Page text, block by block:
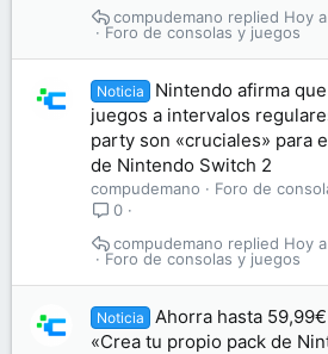
Foro de consolas y juegos
Hoy
compudemano
Noticia
Nintendo afirma
juegos a intervalos
party son «cruciales» para
de Nintendo Switch 2
compudemano
Foro de
0
Foro de consolas y juegos
Hoy
compudemano
Noticia
Ahorra hasta
«Crea tu propio pack de